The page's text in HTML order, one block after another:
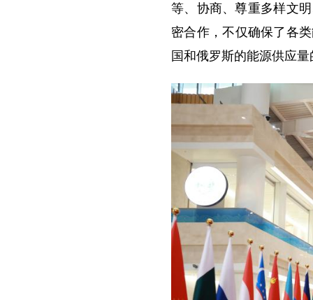
等、协商、尊重多样文
密合作，不仅确保了各
国和俄罗斯的能源供应